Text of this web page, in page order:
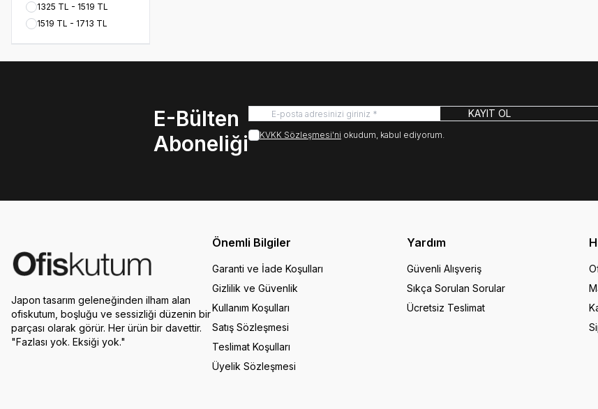
1325 TL - 1519 TL
1519 TL - 1713 TL
E-Bülten
Aboneliği
KAYIT OL
KVKK Sözleşmesi'ni okudum, kabul ediyorum.
Japon tasarım geleneğinden ilham alan
ofiskutum, boşluğu ve sessizliği düzenin bir
parçası olarak görür. Her ürün bir davettir.
"Fazlası yok. Eksiği yok."
Önemli Bilgiler
Garanti ve İade Koşulları
Gizlilik ve Güvenlik
Kullanım Koşulları
Satış Sözleşmesi
Teslimat Koşulları
Üyelik Sözleşmesi
Yardım
Güvenli Alışveriş
Sıkça Sorulan Sorular
Ücretsiz Teslimat